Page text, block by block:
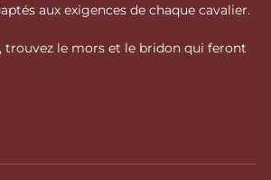
aux exigences de chaque cavalier.
trouvez le mors et le bridon qui feront